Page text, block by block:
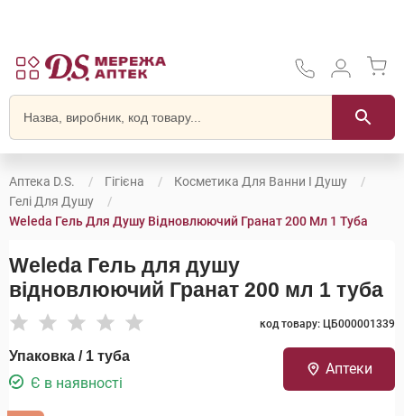
Аптека D.S. Гігієна
Косметика Для Ванни І Душу
Гелі Для Душу
Weleda Гель Для Душу Відновлюючий Гранат 200 Мл 1 Туба
Weleda Гель для душу
відновлюючий Гранат 200 мл 1 туба
код товару: ЦБ000001339
Упаковка / 1 туба
Є в наявності
Аптеки